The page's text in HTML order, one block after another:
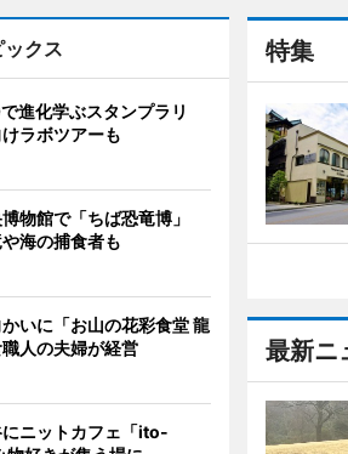
特集
最新ニ
クス
進化学ぶスタンプラリ
ラボツアーも
物館で「ちば恐竜博」
海の捕食者も
いに「お山の花彩食堂 龍
人の夫婦が経営
ニットカフェ「ito-